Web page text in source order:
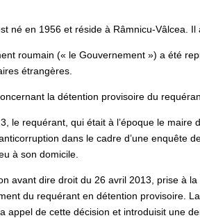
né en 1956 et réside à Râmnicu-Vâlcea.
roumain (« le Gouvernement ») a été
étrangères.
la détention provisoire du
le requérant, qui était à l’époque le
dans le cadre d’une enquête
à son domicile.
avant dire droit du 26 avril 2013, prise à
du requérant en détention provisoire.
appel de cette décision et introduisit une